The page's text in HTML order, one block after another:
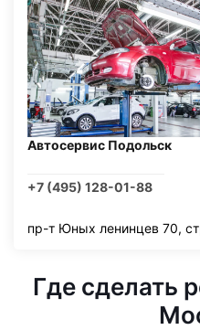
Автосервис Подольск
+7 (495) 128-01-88
пр-т Юных ленинцев 70,
Где сделать